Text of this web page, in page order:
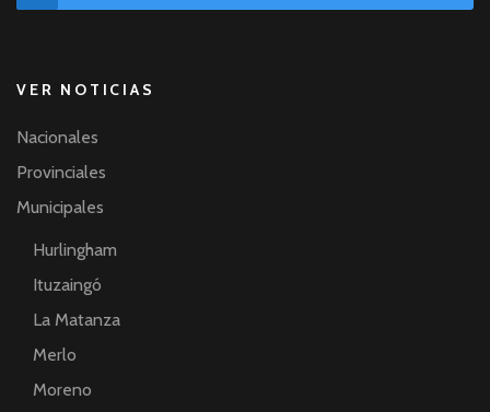
VER NOTICIAS
Nacionales
Provinciales
Municipales
Hurlingham
Ituzaingó
La Matanza
Merlo
Moreno